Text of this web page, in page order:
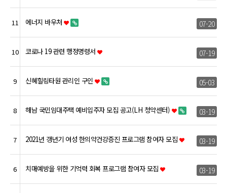
11 에너지 바우처 07-20
10 코로나 19 관련 행정명령서 07-19
9 신혜힐링타원 관리인 구인 05-03
8 해남 국민임대주택 예비입주자 모집 공고(LH 청약센터) 03-19
7 2021년 갱년기 여성 한의약건강증진 프로그램 참여자 모집 03-19
6 치매예방을 위한 기억력 회복 프로그램 참여자 모집 03-19